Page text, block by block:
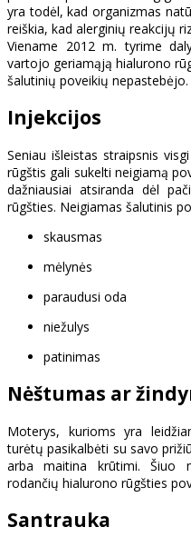
yra todėl, kad organizmas
reiškia, kad alerginių reakcijų
Viename 2012 m. tyrime
vartojo geriamąją hialurono
šalutinių poveikių nepastebėjo.
Injekcijos
Seniau išleistas straipsnis
rūgštis gali sukelti neigiamą
dažniausiai atsiranda dėl
rūgšties. Neigiamas šalutinis
skausmas
mėlynės
paraudusi oda
niežulys
patinimas
Nėštumas ar
Moterys, kurioms yra
turėtų pasikalbėti su savo
arba maitina krūtimi. Šiuo
rodančių hialurono rūgšties
Santrauka